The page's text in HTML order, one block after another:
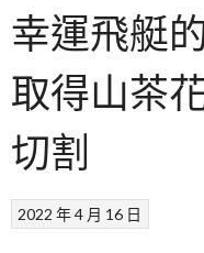
幸運飛艇
取得山茶
切割
2022 年 4 月 16 日